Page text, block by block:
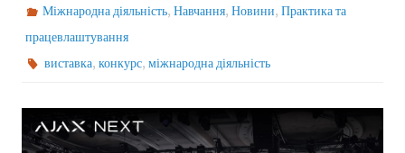
Міжнародна діяльність,Навчання,Новини,Практика та
працевлаштування
виставка,конкурс,міжнародна діяльність